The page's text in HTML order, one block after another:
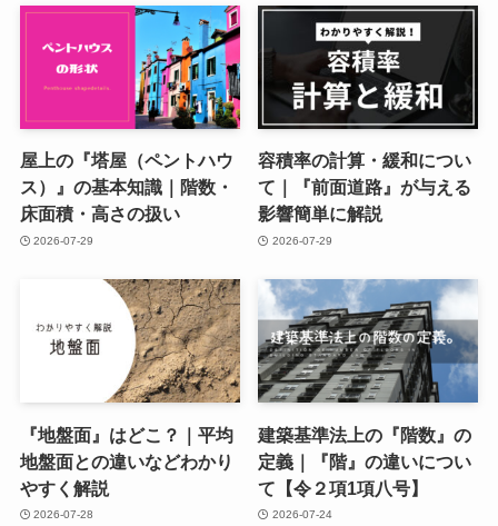
屋上の『塔屋（ペントハウ
ス）』の基本知識｜階数・
床面積・高さの扱い
2026-07-29
容積率の計算・緩和につい
て｜『前面道路』が与える
影響簡単に解説
2026-07-29
『地盤面』はどこ？｜平均
地盤面との違いなどわかり
やすく解説
2026-07-28
建築基準法上の『階数』の
定義｜『階』の違いについ
て【令２項1項八号】
2026-07-24